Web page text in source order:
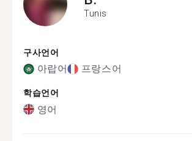
Tunis
구사언어
아랍어 프랑스어
학습언어
영어